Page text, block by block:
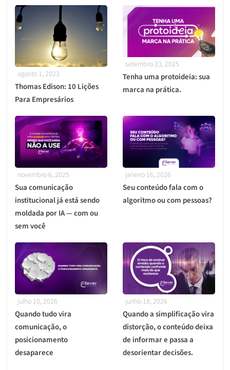
agosto 1, 2023
Thomas Edison: 10 Lições
Para Empresários
setembro 23, 2025
Tenha uma protoideia: sua
marca na prática.
novembro 6, 2025
Sua comunicação
institucional já está sendo
moldada por IA — com ou
sem você
janeiro 16, 2026
Seu conteúdo fala com o
algoritmo ou com pessoas?
julho 10, 2026
Quando tudo vira
comunicação, o
posicionamento
desaparece
junho 18, 2026
Quando a simplificação vira
distorção, o conteúdo deixa
de informar e passa a
desorientar decisões.